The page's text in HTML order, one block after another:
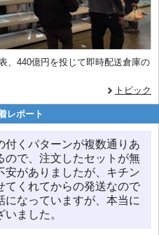
、440億円を投じて即時配送倉庫の
トピック
レポート
付くパターンが複数通りあ
ので、注文したセットが無
安がありましたが、キチン
てくれてからの発送なので
になっていますが、本当に
ました。